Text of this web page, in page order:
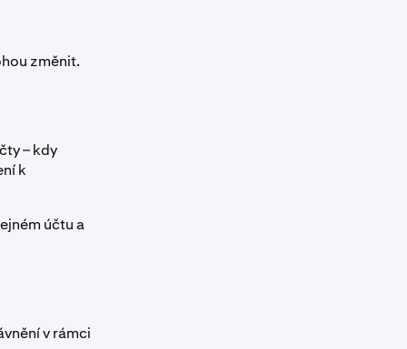
změnit.
– kdy
k
účtu a
v rámci